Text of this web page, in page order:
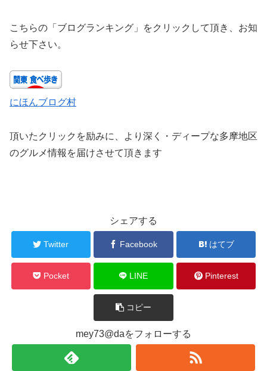
こちらの「ブログランキング」をクリックして頂き、お知
らせ下さい。
にほんブログ村
頂いたクリックを励みに、より深く・ディープな多摩地区
のグルメ情報を届けさせて頂きます
シェアする
Twitter Facebook はてブ
Pocket LINE Pinterest
コピー
mey73@daをフォローする